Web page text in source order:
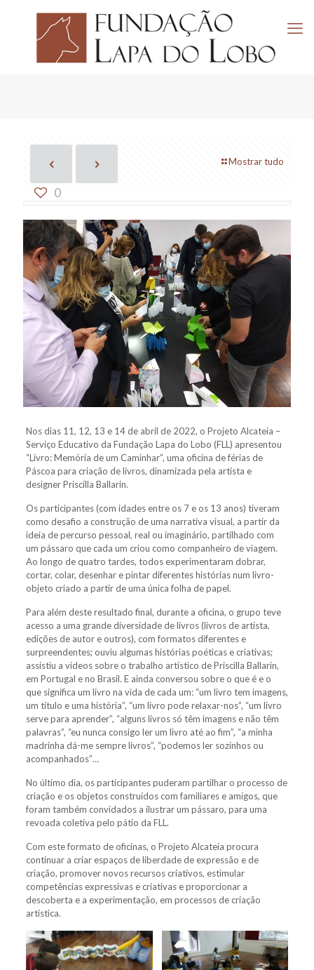
Mostrar tudo
0
Nos dias 11, 12, 13 e 14 de abril de 2022, o Projeto Alcateia –
Serviço Educativo da Fundação Lapa do Lobo (FLL) apresentou
“Livro: Memória de um Caminhar”, uma oficina de férias de
Páscoa para criação de livros, dinamizada pela artista e
designer Priscilla Ballarin.
Os participantes (com idades entre os 7 e os 13 anos) tiveram
como desafio a construção de uma narrativa visual, a partir da
ideia de percurso pessoal, real ou imaginário, partilhado com
um pássaro que cada um criou como companheiro de viagem.
Ao longo de quatro tardes, todos experimentaram dobrar,
cortar, colar, desenhar e pintar diferentes histórias num livro-
objeto criado a partir de uma única folha de papel.
Para além deste resultado final, durante a oficina, o grupo teve
acesso a uma grande diversidade de livros (livros de artista,
edições de autor e outros), com formatos diferentes e
surpreendentes; ouviu algumas histórias poéticas e criativas;
assistiu a vídeos sobre o trabalho artístico de Priscilla Ballarin,
em Portugal e no Brasil. E ainda conversou sobre o que é e o
que significa um livro na vida de cada um: “um livro tem imagens,
um título e uma história”, “um livro pode relaxar-nos”, “um livro
serve para aprender”, “alguns livros só têm imagens e não têm
palavras”, “eu nunca consigo ler um livro até ao fim”, “a minha
madrinha dá-me sempre livros”, “podemos ler sozinhos ou
acompanhados”…
No último dia, os participantes puderam partilhar o processo de
criação e os objetos construídos com familiares e amigos, que
foram também convidados a ilustrar um pássaro, para uma
revoada coletiva pelo pátio da FLL.
Com este formato de oficinas, o Projeto Alcateia procura
continuar a criar espaços de liberdade de expressão e de
criação, promover novos recursos criativos, estimular
competências expressivas e criativas e proporcionar a
descoberta e a experimentação, em processos de criação
artística.